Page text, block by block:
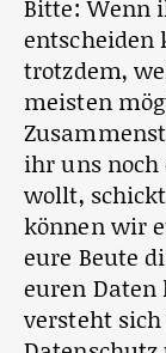
Bitte: Wenn
entscheiden
trotzdem,
meisten
ihr uns
wollt,
können wir
eure Beute
euren
versteht